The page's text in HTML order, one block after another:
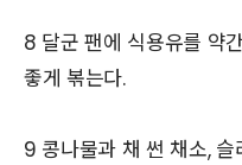
8 달군 팬에 식용유를 약
좋게 볶는다.
9 콩나물과 채 썬 채소,